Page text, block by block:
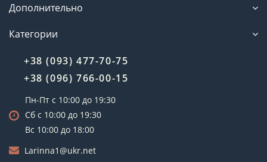
Дополнительно
Категории
+38 (093) 477-70-75
+38 (096) 766-00-15
Пн-Пт с 10:00 до 19:30
Сб с 10:00 до 19:30
Вс 10:00 до 18:00
Larinna1@ukr.net